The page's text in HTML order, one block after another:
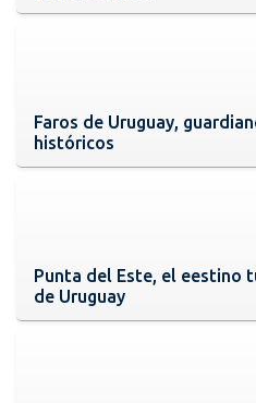
Faros de Uruguay,
históricos
Punta del Este, el eestino
de Uruguay